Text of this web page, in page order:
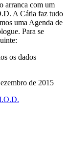
arranca com um
A Cátia faz tudo
uma Agenda de
Para se
os dados
de 2015